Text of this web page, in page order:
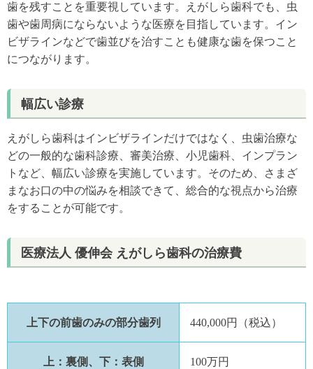
歯を残すことを重要視しています。えがしら歯科でも、虫
歯や歯周病にならないような医療を目指しています。イン
ビザラインなどで歯並びを治すことも健康な歯を保つこと
につながります。
幅広い診療
えがしら歯科はインビザラインだけではなく、虫歯治療な
どの一般的な歯科診療、審美治療、小児歯科、インプラン
トなど、幅広い診療を実施しています。そのため、さまざ
まなお口の中の悩みを相談できて、総合的な視点から治療
をすることが可能です。
医療法人 優伸会 えがしら歯科の治療費
上下の前歯のみの部分歯列 440,000円（税込）
上：裏側、下：表側 100万円